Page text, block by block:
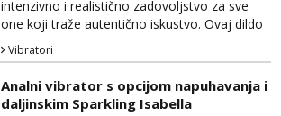
udobnost i zadovoljstvo tijekom korištenja.
Jus...
intenzivno i realistično zadovoljstvo za sve
one koji traže autentično iskustvo. Ovaj dildo
impresionira svojim izgledom i
performansama, omogućujući vam da
doživite senzacije koje će vas ostaviti
zadovoljenima. Izrađen je od
Vibratori
Analni vibrator s opcijom napuhavanja i
daljinskim Sparkling Isabella